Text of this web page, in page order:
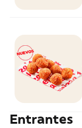
Entrantes